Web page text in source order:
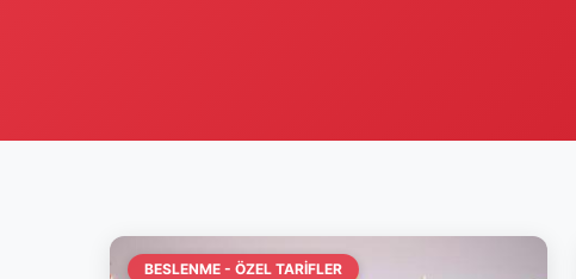
BESLENME - ÖZEL TARIFLER